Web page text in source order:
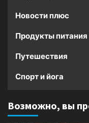
Новости плюс
Продукты питания
Путешествия
Спорт и йога
Возможно, вы